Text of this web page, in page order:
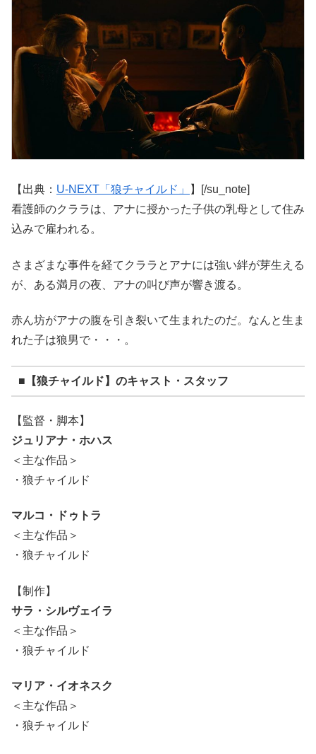
【出典： U-NEXT「狼チャイルド」
】[/su_note]
看護師のクララは、アナに授かった子供の乳母として住み
込みで雇われる。
さまざまな事件を経てクララとアナには強い絆が芽生える
が、ある満月の夜、アナの叫び声が響き渡る。
赤ん坊がアナの腹を引き裂いて生まれたのだ。なんと生ま
れた子は狼男で・・・。
■【狼チャイルド】のキャスト・スタッフ
【監督・脚本】
ジュリアナ・ホハス
＜主な作品＞
・狼チャイルド
マルコ・ドゥトラ
＜主な作品＞
・狼チャイルド
【制作】
サラ・シルヴェイラ
＜主な作品＞
・狼チャイルド
マリア・イオネスク
＜主な作品＞
・狼チャイルド